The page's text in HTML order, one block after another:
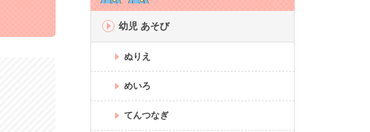
幼児 あそび
ぬりえ
めいろ
てんつなぎ